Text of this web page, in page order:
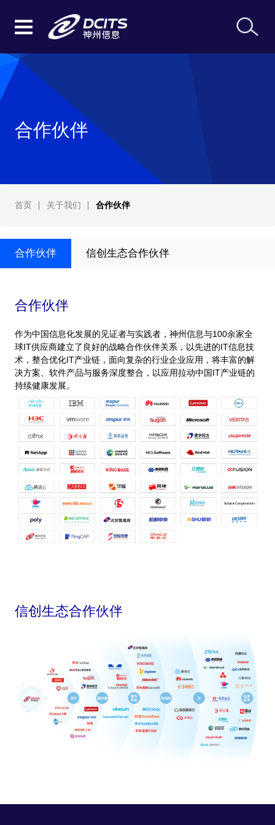
合作伙伴
首页 关于我们 合作伙伴
合作伙伴 信创生态合作伙伴
合作伙伴
作为中国信息化发展的见证者与实践者，神州信息与100余家全
球IT供应商建立了良好的战略合作伙伴关系，以先进的IT信息技
术，整合优化IT产业链，面向复杂的行业企业应用，将丰富的解
决方案、软件产品与服务深度整合，以应用拉动中国IT产业链的
持续健康发展。
信创生态合作伙伴